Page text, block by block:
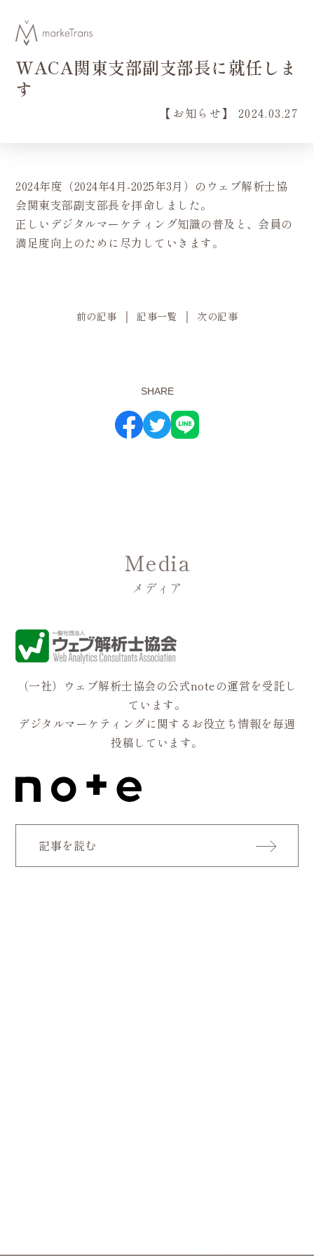
WACA関東支部副支部長に就任しま
す
【お知らせ】 2024.03.27
2024年度（2024年4月-2025年3月）のウェブ解析士協
会関東支部副支部長を拝命しました。
正しいデジタルマーケティング知識の普及と、会員の
満足度向上のために尽力していきます。
前の記事 │記事一覧 次の記事
SHARE
メディア
Media
（一社）ウェブ解析士協会の公式noteの運営を受託し
ています。
デジタルマーケティングに関するお役立ち情報を毎週
投稿しています。
記事を読む